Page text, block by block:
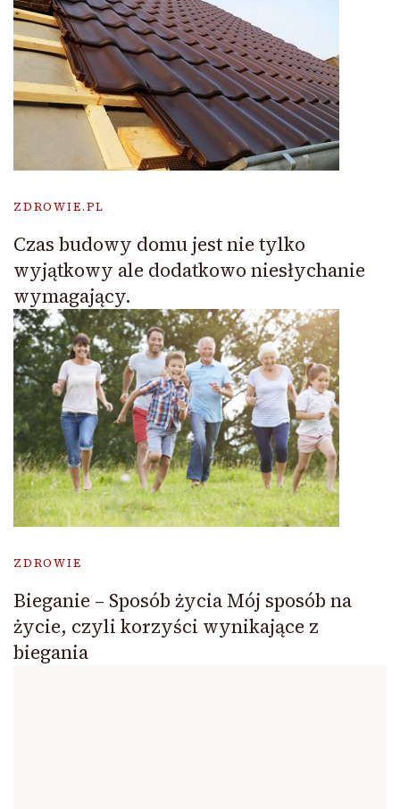
ZDROWIE.PL
Czas budowy domu jest nie tylko
wyjątkowy ale dodatkowo niesłychanie
wymagający.
ZDROWIE
Bieganie – Sposób życia Mój sposób na
życie, czyli korzyści wynikające z
biegania